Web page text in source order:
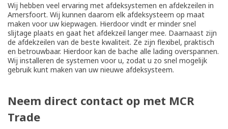
Wij hebben veel ervaring met afdeksystemen en afdekzeilen in
Amersfoort. Wij kunnen daarom elk afdeksysteem op maat
maken voor uw kiepwagen. Hierdoor vindt er minder snel
slijtage plaats en gaat het afdekzeil langer mee. Daarnaast zijn
de afdekzeilen van de beste kwaliteit. Ze zijn flexibel, praktisch
en betrouwbaar. Hierdoor kan de bache alle lading overspannen.
Wij installeren de systemen voor u, zodat u zo snel mogelijk
gebruik kunt maken van uw nieuwe afdeksysteem.
Neem direct contact op met MCR
Trade